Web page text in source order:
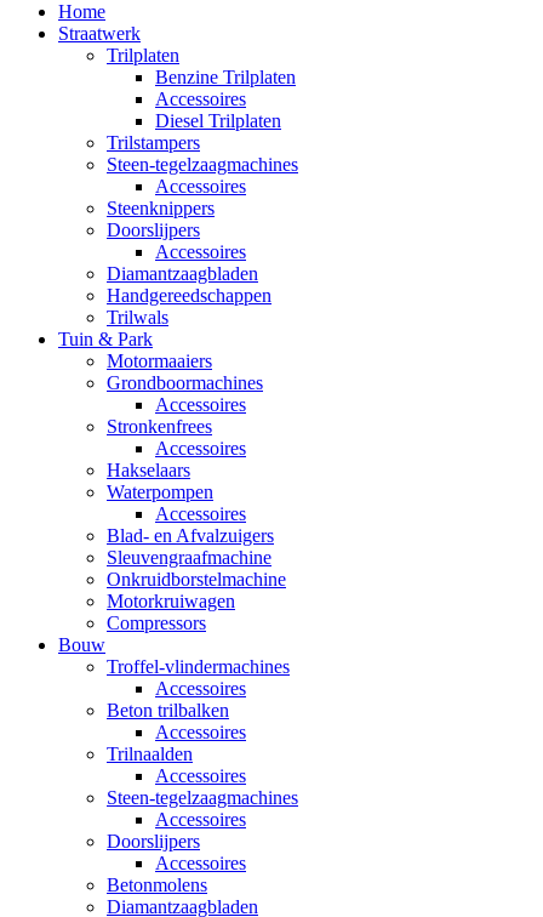
Home
Straatwerk
Trilplaten
Benzine Trilplaten
Accessoires
Diesel Trilplaten
Trilstampers
Steen-tegelzaagmachines
Accessoires
Steenknippers
Doorslijpers
Accessoires
Diamantzaagbladen
Handgereedschappen
Trilwals
Tuin & Park
Motormaaiers
Grondboormachines
Accessoires
Stronkenfrees
Accessoires
Hakselaars
Waterpompen
Accessoires
Blad- en Afvalzuigers
Sleuvengraafmachine
Onkruidborstelmachine
Motorkruiwagen
Compressors
Bouw
Troffel-vlindermachines
Accessoires
Beton trilbalken
Accessoires
Trilnaalden
Accessoires
Steen-tegelzaagmachines
Accessoires
Doorslijpers
Accessoires
Betonmolens
Diamantzaagbladen